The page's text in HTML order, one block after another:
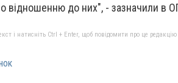
відношенню до них", - зазначили в
і натисніть Ctrl + Enter, щоб повідомити про це редакцію